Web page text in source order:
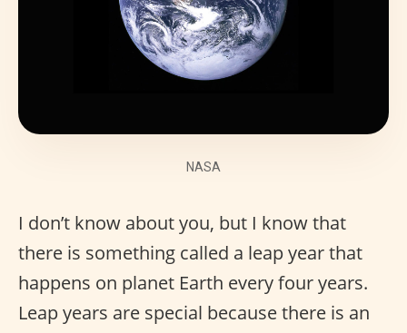
NASA
I don’t know about you, but I know that
there is something called a leap year that
happens on planet Earth every four years.
Leap years are special because there is an